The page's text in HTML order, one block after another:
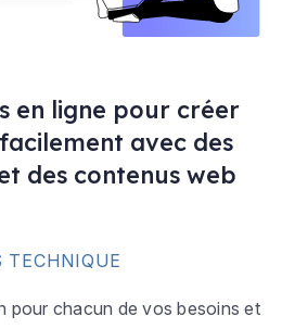
en ligne pour créer
avec des
des contenus web
TECHNIQUE
pour chacun de vos besoins et